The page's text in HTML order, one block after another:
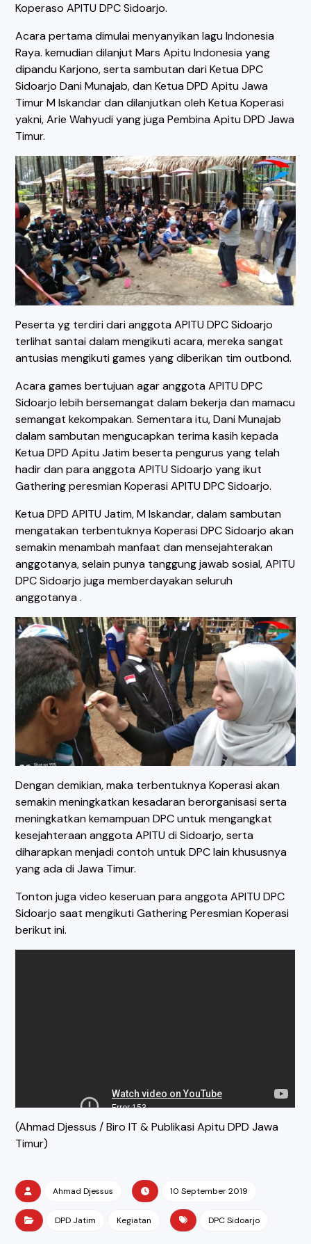
Koperaso APITU DPC Sidoarjo.
Acara pertama dimulai menyanyikan lagu Indonesia
Raya. kemudian dilanjut Mars Apitu Indonesia yang
dipandu Karjono, serta sambutan dari Ketua DPC
Sidoarjo Dani Munajab, dan Ketua DPD Apitu Jawa
Timur M Iskandar dan dilanjutkan oleh Ketua Koperasi
yakni, Arie Wahyudi yang juga Pembina Apitu DPD Jawa
Timur.
Peserta yg terdiri dari anggota APITU DPC Sidoarjo
terlihat santai dalam mengikuti acara, mereka sangat
antusias mengikuti games yang diberikan tim outbond.
Acara games bertujuan agar anggota APITU DPC
Sidoarjo lebih bersemangat dalam bekerja dan mamacu
semangat kekompakan. Sementara itu, Dani Munajab
dalam sambutan mengucapkan terima kasih kepada
Ketua DPD Apitu Jatim beserta pengurus yang telah
hadir dan para anggota APITU Sidoarjo yang ikut
Gathering peresmian Koperasi APITU DPC Sidoarjo.
Ketua DPD APITU Jatim, M Iskandar, dalam sambutan
mengatakan terbentuknya Koperasi DPC Sidoarjo akan
semakin menambah manfaat dan mensejahterakan
anggotanya, selain punya tanggung jawab sosial, APITU
DPC Sidoarjo juga memberdayakan seluruh
anggotanya .
Dengan demikian, maka terbentuknya Koperasi akan
semakin meningkatkan kesadaran berorganisasi serta
meningkatkan kemampuan DPC untuk mengangkat
kesejahteraan anggota APITU di Sidoarjo, serta
diharapkan menjadi contoh untuk DPC lain khususnya
yang ada di Jawa Timur.
Tonton juga video keseruan para anggota APITU DPC
Sidoarjo saat mengikuti Gathering Peresmian Koperasi
berikut ini.
(Ahmad Djessus / Biro IT & Publikasi Apitu DPD Jawa
Timur)
Ahmad Djessus 10 September 2019
DPD Jatim Kegiatan DPC Sidoarjo